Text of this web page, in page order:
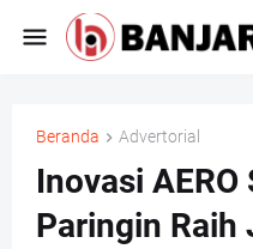
Beranda Advertorial
Inovasi AERO
Paringin Raih